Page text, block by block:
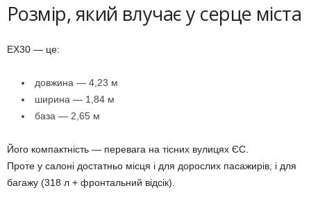
Розмір, який влучає у серце міста
EX30 — це:
довжина — 4,23 м
ширина — 1,84 м
база — 2,65 м
Його компактність — перевага на тісних вулицях ЄС.
Проте у салоні достатньо місця і для дорослих пасажирів, і для
багажу (318 л + фронтальний відсік).